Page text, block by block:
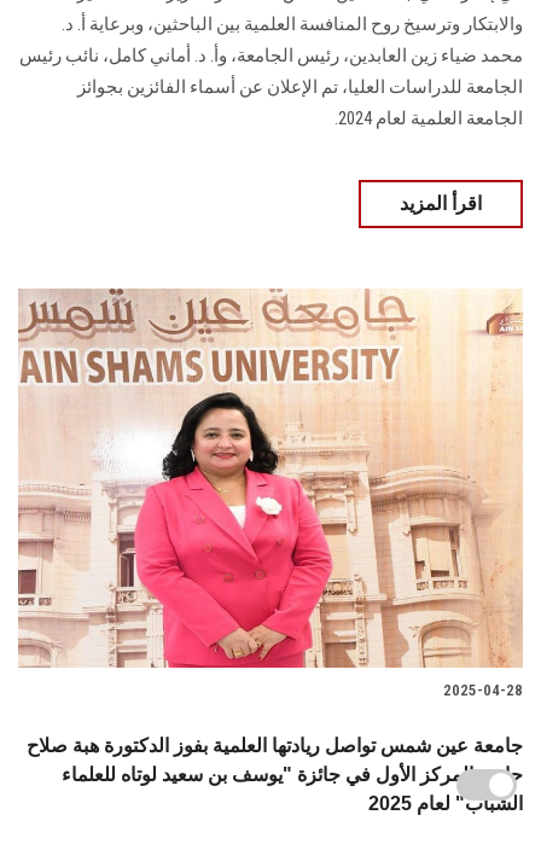
والابتكار وترسيخ روح المنافسة العلمية بين الباحثين، وبرعاية أ. د.
محمد ضياء زين العابدين، رئيس الجامعة، وأ. د. أماني كامل، نائب رئيس
الجامعة للدراسات العليا، تم الإعلان عن أسماء الفائزين بجوائز
الجامعة العلمية لعام 2024.
اقرأ المزيد
2025-04-28
جامعة عين شمس تواصل ريادتها العلمية بفوز الدكتورة هبة صلاح
حامد بالمركز الأول في جائزة "يوسف بن سعيد لوتاه للعلماء
الشباب" لعام 2025